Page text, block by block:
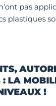
pas
plastiques
: LA
!